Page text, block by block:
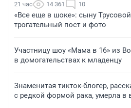
21 час 14 361 10
«Все еще в шоке»: сыну
трогательный пост и фото
Участницу шоу «Мама в 16» из
в домогательствах к младенцу
Знаменитая тикток-блогер,
с редкой формой рака, умерла в